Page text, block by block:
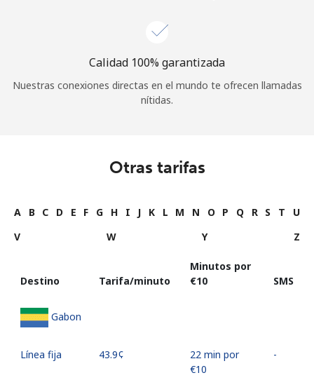
Calidad 100% garantizada
Nuestras conexiones directas en el mundo te ofrecen llamadas
nítidas.
Otras tarifas
A B C D E F G H I J K L M N O P Q R S T
U
V
W Y Z
Destino Tarifa/minuto
Minutos por
⁦€10⁩
SMS
Gabon
Línea fija ⁦43.9¢⁩
22 min por
⁦€10⁩
-